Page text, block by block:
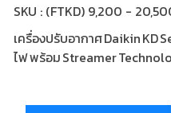
SKU : (FTKD) 9,200 -
เครื่องปรับอากาศ Daikin KD
ไฟ พร้อม Streamer